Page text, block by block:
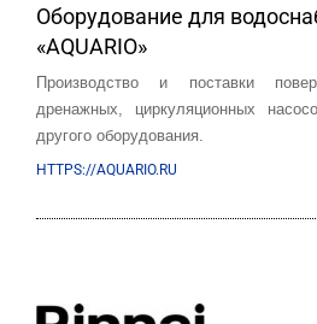
Оборудование для
«AQUARIO»
Производство и поставки
дренажных, циркуляционных
другого оборудования.
HTTPS://AQUARIO.RU